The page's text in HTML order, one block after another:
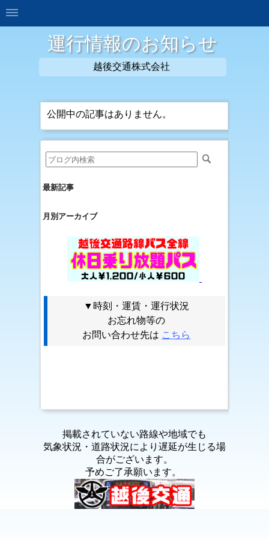
運行情報のお知らせ
越後交通株式会社
公開中の記事はありません。
最新記事
月別アーカイブ
▼時刻・運賃・運行状況
お忘れ物等の
お問い合わせ先は こちら
掲載されていない路線や地域でも
気象状況・道路状況により遅延が生じる場
合がございます。
予めご了承願います。